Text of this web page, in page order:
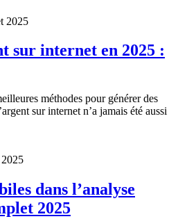
2025
sur internet en 2025 :
méthodes pour générer des
sur internet n’a jamais été aussi
dans l’analyse
2025